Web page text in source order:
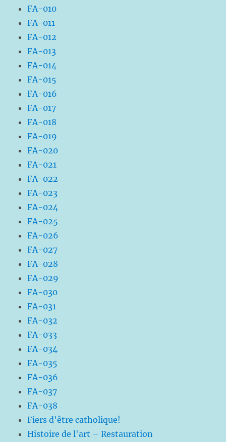
FA-010
FA-011
FA-012
FA-013
FA-014
FA-015
FA-016
FA-017
FA-018
FA-019
FA-020
FA-021
FA-022
FA-023
FA-024
FA-025
FA-026
FA-027
FA-028
FA-029
FA-030
FA-031
FA-032
FA-033
FA-034
FA-035
FA-036
FA-037
FA-038
Fiers d'être catholique!
Histoire de l'art – Restauration